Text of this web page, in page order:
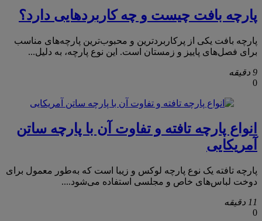
پارچه بافت چیست و چه کاربردهایی دارد؟
پارچه بافت یکی از پرکاربردترین و محبوب‌ترین پارچه‌های مناسب
برای فصل‌های پاییز و زمستان است. این نوع پارچه، به دلیل...
9 دقیقه
0
انواع پارچه تافته و تفاوت آن با پارچه ساتن
آمریکایی
پارچه تافته یک نوع پارچه لوکس و زیبا است که به‌طور معمول برای
دوخت لباس‌های خاص و مجلسی استفاده می‌شود....
11 دقیقه
0